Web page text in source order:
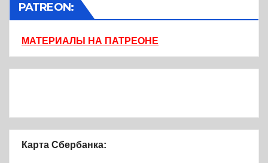
PATREON:
МАТЕРИАЛЫ НА ПАТРЕОНЕ
Карта Сбербанка: